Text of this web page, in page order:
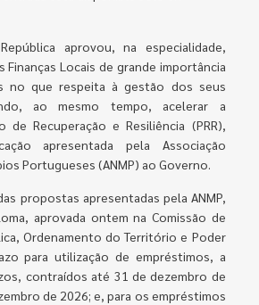
aprovou, na especialidade,
Finanças Locais de grande importância
no que respeita à gestão dos seus
ao mesmo tempo, acelerar a
de Recuperação e Resiliência (PRR),
apresentada pela Associação
Portugueses (ANMP) ao Governo.
propostas apresentadas pela ANMP,
aprovada ontem na Comissão de
Ordenamento do Território e Poder
para utilização de empréstimos, a
contraídos até 31 de dezembro de
de 2026; e, para os empréstimos